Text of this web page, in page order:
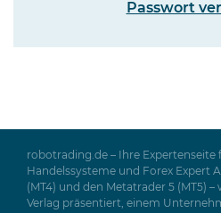
Passwort
robotrading.de – Ihre
Handelssysteme und Forex Expert
(MT4) und den Metatrader 5 (MT5)
Verlag präsentiert, einem